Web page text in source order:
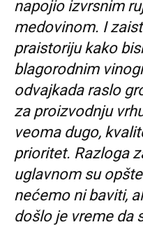
napojio izvrsnim
medovinom. I
praistoriju kako
blagorodnim
odvajkada raslo
za proizvodnju
veoma dugo,
prioritet. Razloga
uglavnom su
nećemo ni baviti,
došlo je vreme da